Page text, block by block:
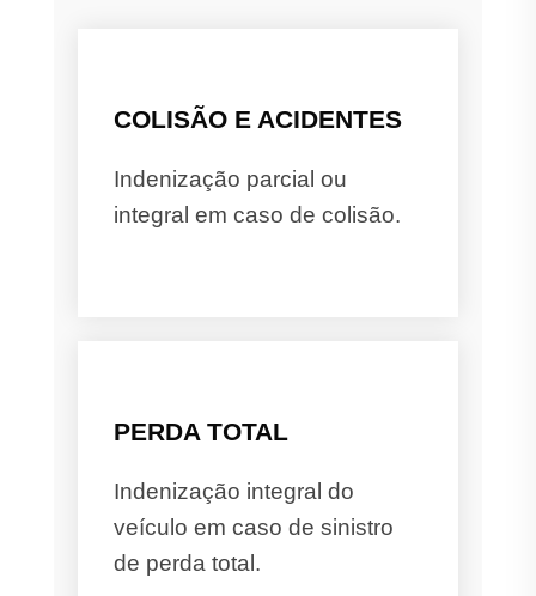
COLISÃO E ACIDENTES
Indenização parcial ou
integral em caso de colisão.
PERDA TOTAL
Indenização integral do
veículo em caso de sinistro
de perda total.